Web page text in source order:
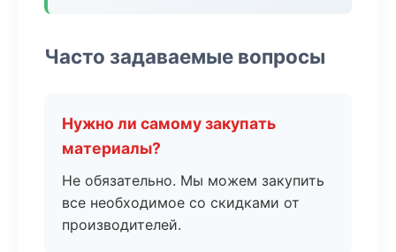
Часто задаваемые вопросы
Нужно ли самому закупать
материалы?
Не обязательно. Мы можем закупить
все необходимое со скидками от
производителей.